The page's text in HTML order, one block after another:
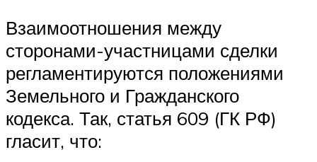
Взаимоотношения между
сторонами-участницами сделки
регламентируются положениями
Земельного и Гражданского
кодекса. Так, статья 609 (ГК РФ)
гласит, что: